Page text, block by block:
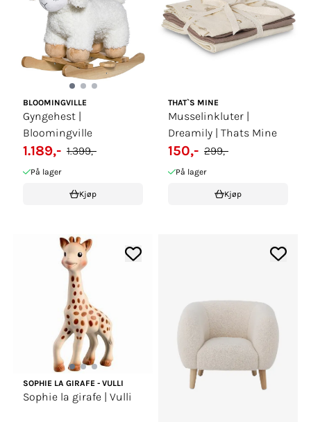
BLOOMINGVILLE
Gyngehest |
Bloomingville
1.189,- 1.399,-
På lager
Kjøp
THAT`S MINE
Musselinkluter |
Dreamily | Thats Mine
150,- 299,-
På lager
Kjøp
SOPHIE LA GIRAFE - VULLI
Sophie la girafe | Vulli